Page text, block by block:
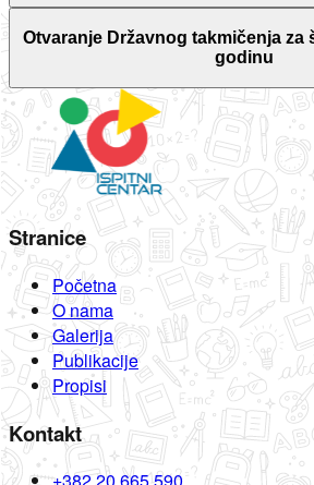
Otvaranje Državnog takmičenja za
godinu
Stranice
Početna
O nama
Galerija
Publikacije
Propisi
Kontakt